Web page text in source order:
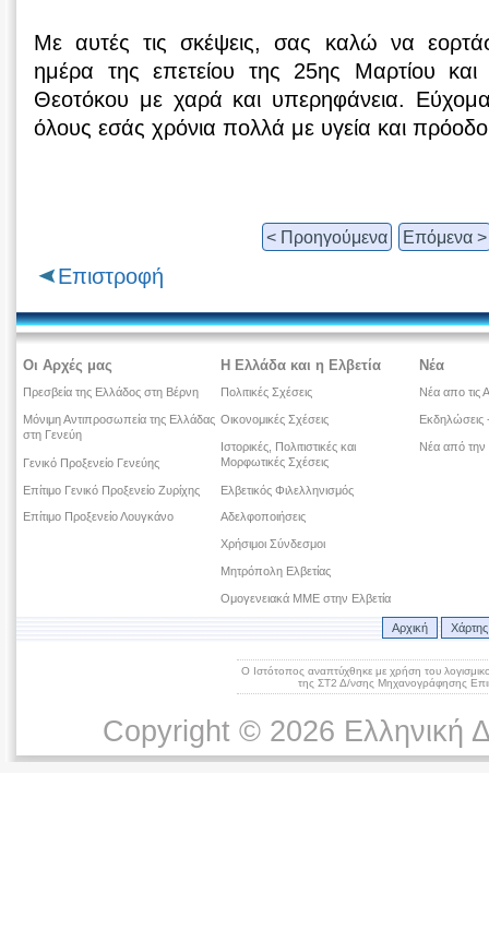
Με αυτές τις σκέψεις, σας καλώ να
ημέρα της επετείου της 25ης Μαρτίου και
Θεοτόκου με χαρά και υπερηφάνεια.
όλους εσάς χρόνια πολλά με υγεία και
< Προηγούμενα Επόμενα >
Επιστροφή
Οι Αρχές μας
Πρεσβεία της Ελλάδος στη Βέρνη
Μόνιμη Αντιπροσωπεία της Ελλάδας
στη Γενεύη
Γενικό Προξενείο Γενεύης
Επίτιμο Γενικό Προξενείο Ζυρίχης
Επίτιμο Προξενείο Λουγκάνο
Η Ελλάδα και η Ελβετία
Πολιτικές Σχέσεις
Οικονομικές Σχέσεις
Ιστορικές, Πολιτιστικές και
Μορφωτικές Σχέσεις
Ελβετικός Φιλελληνισμός
Αδελφοποιήσεις
Χρήσιμοι Σύνδεσμοι
Μητρόπολη Ελβετίας
Ομογενειακά ΜΜΕ στην Ελβετία
Νέα
Νέα απο τις
Εκδηλώσεις
Νέα από την
Αρχική
Ο Ιστότοπος αναπτύχθηκε με χρήση του
της ΣΤ2 Δ/νσης Μηχανογράφησης
Copyright © 2026 Ελληνική